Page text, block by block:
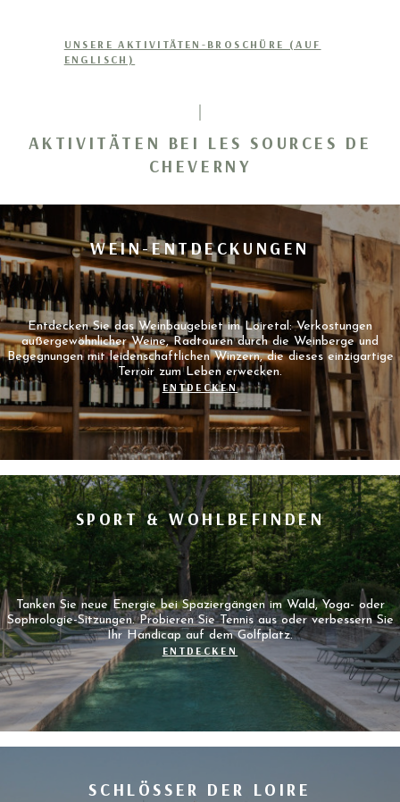
UNSERE AKTIVITÄTEN-BROSCHÜRE (AUF
ENGLISCH)
AKTIVITÄTEN BEI LES SOURCES DE
CHEVERNY
WEIN-ENTDECKUNGEN
Entdecken Sie das Weinbaugebiet im Loiretal: Verkostungen
außergewöhnlicher Weine, Radtouren durch die Weinberge und
Begegnungen mit leidenschaftlichen Winzern, die dieses einzigartige
Terroir zum Leben erwecken.
ENTDECKEN
SPORT & WOHLBEFINDEN
Tanken Sie neue Energie bei Spaziergängen im Wald, Yoga- oder
Sophrologie-Sitzungen. Probieren Sie Tennis aus oder verbessern Sie
Ihr Handicap auf dem Golfplatz.
ENTDECKEN
SCHLÖSSER DER LOIRE